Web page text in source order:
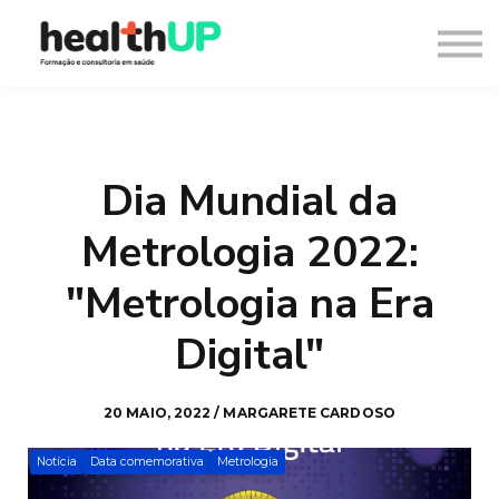
Blog
Registar
Dia Mundial da
Metrologia 2022:
"Metrologia na Era
Digital"
20 MAIO, 2022 / MARGARETE CARDOSO
Notícia Data comemorativa Metrologia